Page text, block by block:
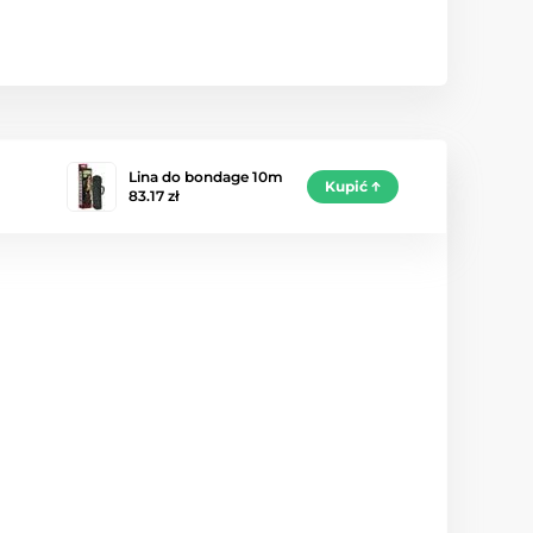
Lina do bondage 10m
83.17 zł
Kupić